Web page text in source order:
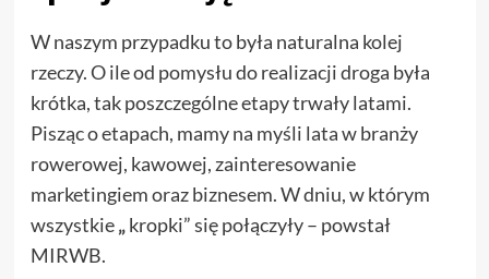
W naszym przypadku to była naturalna kolej
rzeczy. O ile od pomysłu do realizacji droga była
krótka, tak poszczególne etapy trwały latami.
Pisząc o etapach, mamy na myśli lata w branży
rowerowej, kawowej, zainteresowanie
marketingiem oraz biznesem. W dniu, w którym
wszystkie„kropki” się połączyły – powstał
MIRWB.